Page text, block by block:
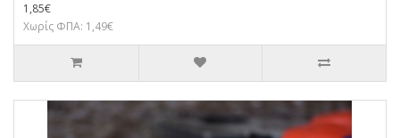
1,85€
Χωρίς ΦΠΑ: 1,49€